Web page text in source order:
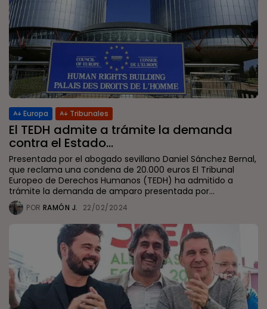
Europa Tribunales
El TEDH admite a trámite la demanda
contra el Estado...
Presentada por el abogado sevillano Daniel Sánchez Bernal,
que reclama una condena de 20.000 euros El Tribunal
Europeo de Derechos Humanos (TEDH) ha admitido a
trámite la demanda de amparo presentada por...
POR RAMÓN J. 22/02/2024